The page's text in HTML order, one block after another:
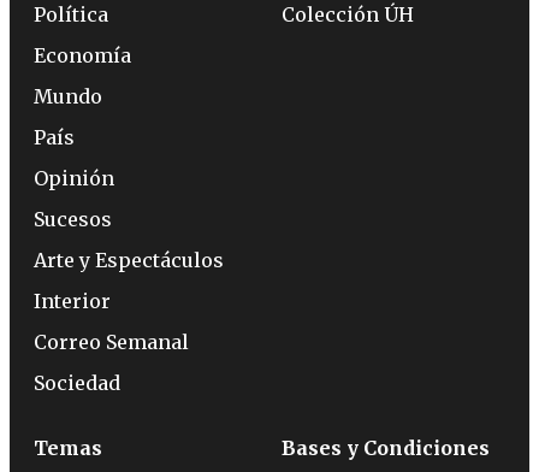
Política
Economía
Mundo
País
Opinión
Sucesos
Arte y Espectáculos
Interior
Correo Semanal
Sociedad
Colección ÚH
Temas Bases y Condiciones